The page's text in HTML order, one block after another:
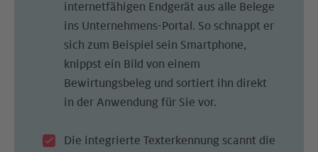
internetfähigen Endgerät aus alle Belege
ins Unternehmens-Portal. So schnappt er
sich zum Beispiel sein Smartphone,
knippst ein Bild von einem
Bewirtungsbeleg und sortiert ihn direkt
in der Anwendung für Sie vor.
Die integrierte Texterkennung scannt die